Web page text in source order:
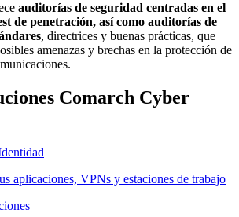
auditorías de seguridad centradas en el
de penetración, así como auditorías de
, directrices y buenas prácticas, que
amenazas y brechas en la protección de
Comarch Cyber
aplicaciones, VPNs y estaciones de trabajo